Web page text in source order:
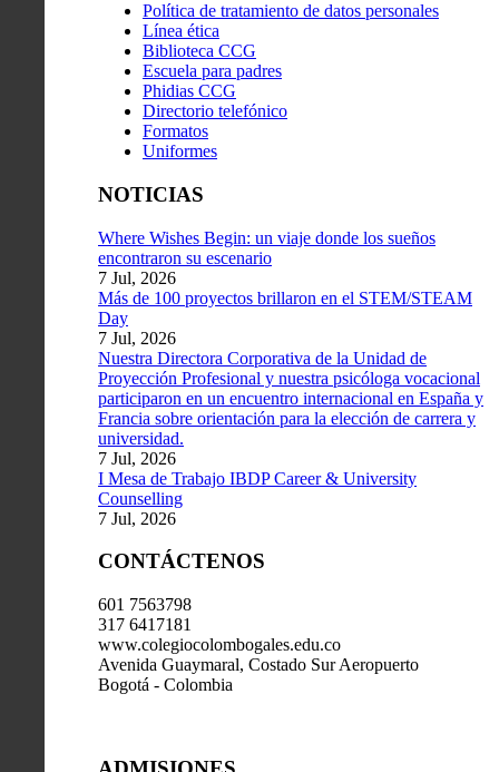
Política de tratamiento de datos personales
Línea ética
Biblioteca CCG
Escuela para padres
Phidias CCG
Directorio telefónico
Formatos
Uniformes
NOTICIAS
Where Wishes Begin: un viaje donde los sueños
encontraron su escenario
7 Jul, 2026
Más de 100 proyectos brillaron en el STEM/STEAM
Day
7 Jul, 2026
Nuestra Directora Corporativa de la Unidad de
Proyección Profesional y nuestra psicóloga vocacional
participaron en un encuentro internacional en España y
Francia sobre orientación para la elección de carrera y
universidad.
7 Jul, 2026
I Mesa de Trabajo IBDP Career & University
Counselling
7 Jul, 2026
CONTÁCTENOS
601 7563798
317 6417181
www.colegiocolombogales.edu.co
Avenida Guaymaral, Costado Sur Aeropuerto
Bogotá - Colombia